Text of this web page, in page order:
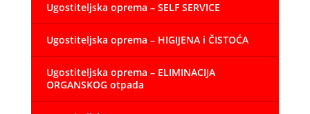
Ugostiteljska oprema – SELF SERVICE
Ugostiteljska oprema – HIGIJENA i ČISTOĆA
Ugostiteljska oprema – ELIMINACIJA
ORGANSKOG otpada